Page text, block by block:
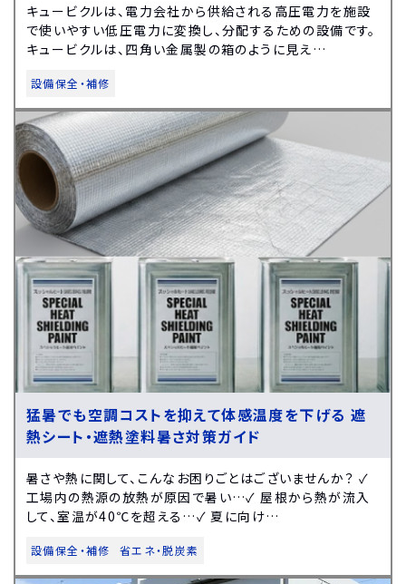
キュービクルは、電力会社から供給される高圧電力を施設
で使いやすい低圧電力に変換し、分配するための設備です。
キュービクルは、四角い金属製の箱のように見え…
設備保全・補修
猛暑でも空調コストを抑えて体感温度を下げる 遮
熱シート・遮熱塗料暑さ対策ガイド
暑さや熱に関して、こんなお困りごとはございませんか？ ✓
工場内の熱源の放熱が原因で暑い…✓ 屋根から熱が流入
して、室温が40℃を超える…✓ 夏に向け…
設備保全・補修 省エネ・脱炭素